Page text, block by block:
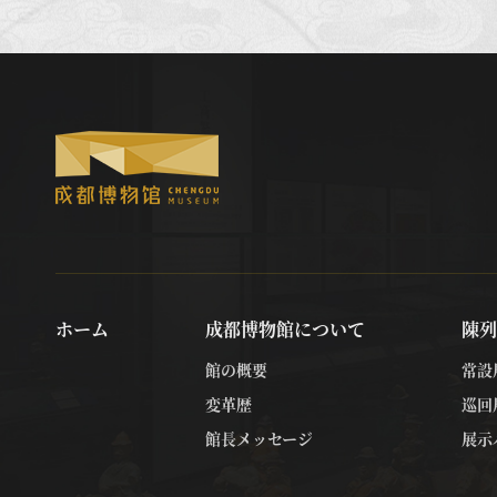
ホーム 成都博物館について
館の概要
変革歴
館長メッセージ
陳
常設
巡回
展